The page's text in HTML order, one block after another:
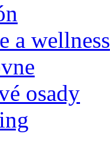
a wellness
osady